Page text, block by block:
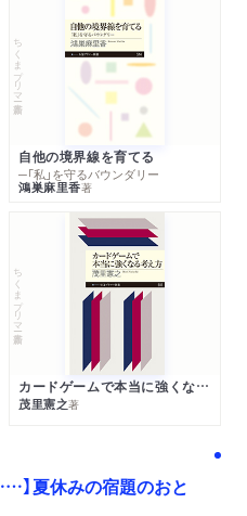
ちくまプリマー新書
自他の境界線を育てる
─「私」を守るバウンダリー
鴻巣麻里香著
ちくまプリマー新書
カードゲームで本当に強くなる考え方
茂里憲之著
】夏休みの宿題のおと